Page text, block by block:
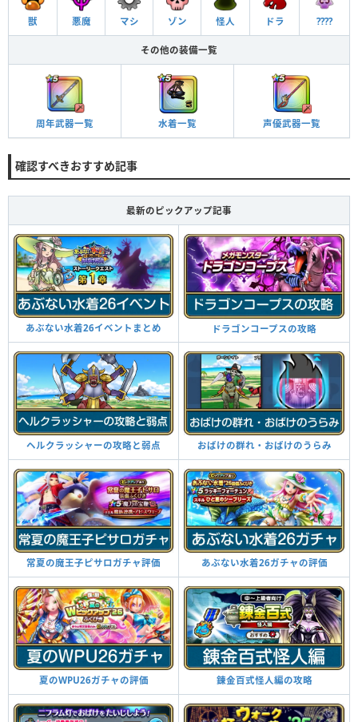
獣 悪魔 マシ ゾン 怪人 ドラ ????
その他の装備一覧
周年武器一覧 水着一覧 声優武器一覧
確認すべきおすすめ記事
最新のピックアップ記事
あぶない水着26イベントまとめ ドラゴンコープスの攻略
ヘルクラッシャーの攻略と弱点 おばけの群れ・おばけのうらみ
常夏の魔王子ピサロガチャ評価 あぶない水着26ガチャの評価
夏のWPU26ガチャの評価 錬金百式怪人編の攻略